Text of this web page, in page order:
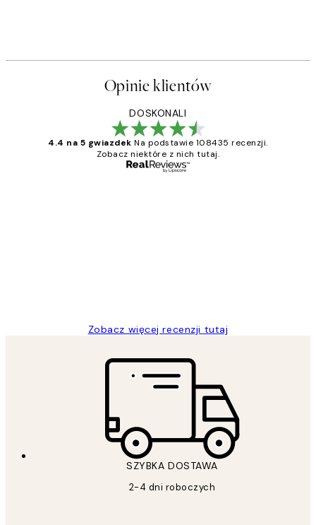
Opinie klientów
DOSKONALI
4.4 na 5 gwiazdek Na podstawie 108435 recenzji.
Zobacz niektóre z nich tutaj.
Zobacz więcej recenzji tutaj
SZYBKA DOSTAWA
2-4 dni roboczych